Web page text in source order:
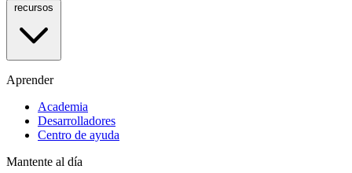
Aprender
Academia
Desarrolladores
Centro de ayuda
Mantente al día